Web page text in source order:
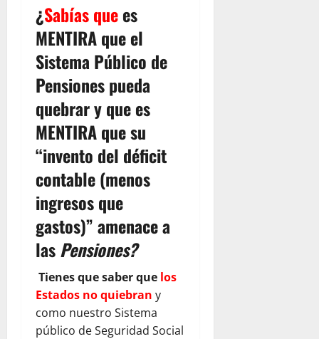
¿Sabías quees
MENTIRA que el
Sistema Público de
Pensiones pueda
quebrar y que es
MENTIRA que su
“invento del déficit
contable (menos
ingresos que
gastos)” amenace a
lasPensiones?
Tienes que saber que los
Estados no quiebran y
como nuestro Sistema
público de Seguridad Social